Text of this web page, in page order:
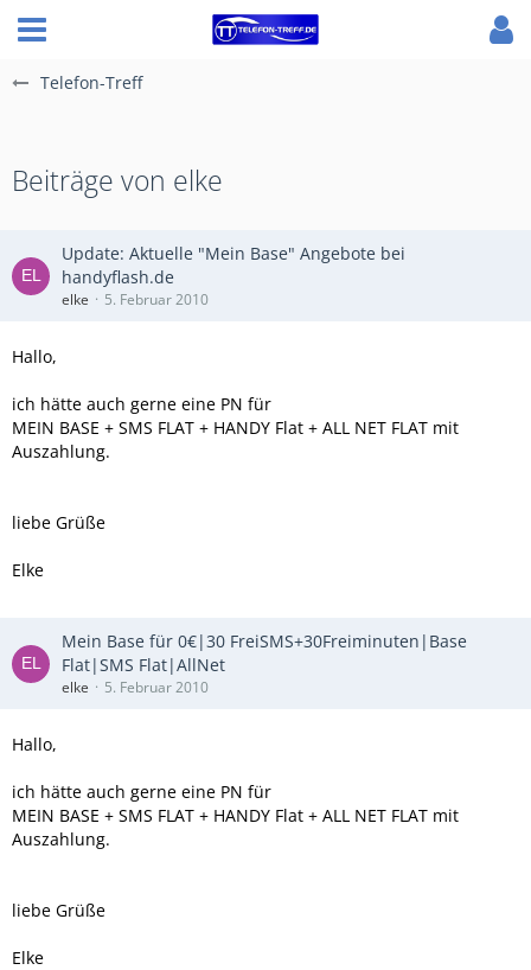
Telefon-Treff
Beiträge von elke
Update: Aktuelle "Mein Base" Angebote bei
handyflash.de
elke 5. Februar 2010
Hallo,
ich hätte auch gerne eine PN für
MEIN BASE + SMS FLAT + HANDY Flat + ALL NET FLAT mit
Auszahlung.
liebe Grüße
Elke
Mein Base für 0€|30 FreiSMS+30Freiminuten|Base
Flat|SMS Flat|AllNet
elke 5. Februar 2010
Hallo,
ich hätte auch gerne eine PN für
MEIN BASE + SMS FLAT + HANDY Flat + ALL NET FLAT mit
Auszahlung.
liebe Grüße
Elke